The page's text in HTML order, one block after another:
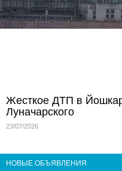
Жесткое ДТП в
Луначарского
23/07/2026
НОВЫЕ ОБЪЯВЛЕНИЯ